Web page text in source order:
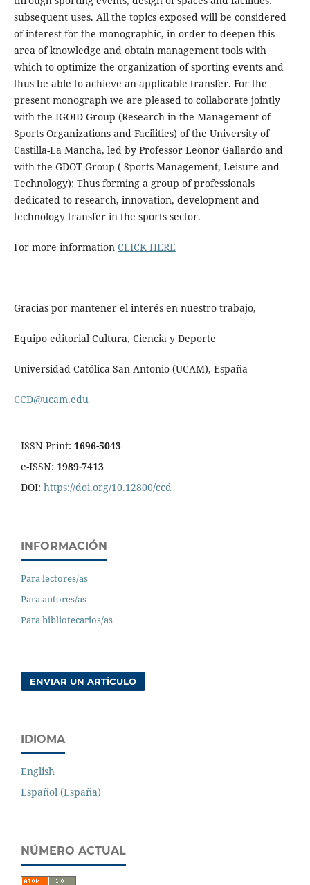
subsequent uses. All the topics exposed will be considered
of interest for the monographic, in order to deepen this
area of knowledge and obtain management tools with
which to optimize the organization of sporting events and
thus be able to achieve an applicable transfer. For the
present monograph we are pleased to collaborate jointly
with the IGOID Group (Research in the Management of
Sports Organizations and Facilities) of the University of
Castilla-La Mancha, led by Professor Leonor Gallardo and
with the GDOT Group ( Sports Management, Leisure and
Technology); Thus forming a group of professionals
dedicated to research, innovation, development and
technology transfer in the sports sector.
For more information CLICK HERE
Gracias por mantener el interés en nuestro trabajo,
Equipo editorial Cultura, Ciencia y Deporte
Universidad Católica San Antonio (UCAM), España
CCD@ucam.edu
ISSN Print: 1696-5043
e-ISSN: 1989-7413
DOI: https://doi.org/10.12800/ccd
INFORMACIÓN
Para lectores/as
Para autores/as
Para bibliotecarios/as
ENVIAR UN ARTÍCULO
IDIOMA
English
Español (España)
NÚMERO ACTUAL